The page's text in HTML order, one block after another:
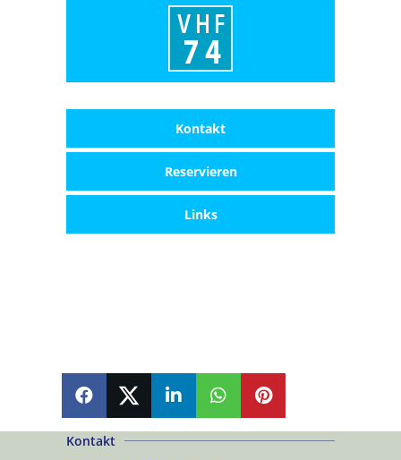
Kontakt
Reservieren
Links
SHARE SHARE SHARE PIN
Kontakt